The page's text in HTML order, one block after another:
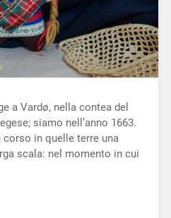
a Vardø, nella contea del
siamo nell’anno 1663.
corso in quelle terre una
scala: nel momento in cui